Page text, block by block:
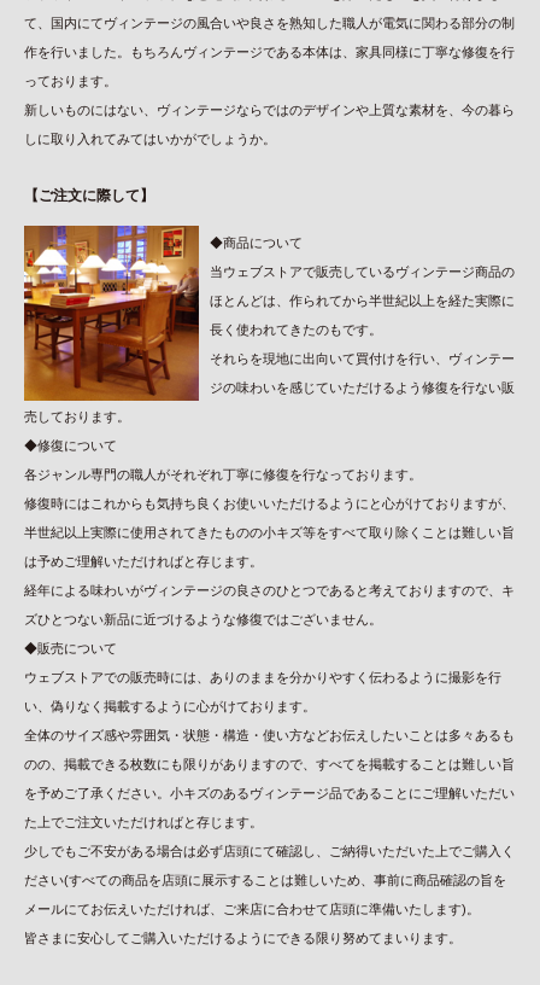
て、国内にてヴィンテージの風合いや良さを熟知した職人が電気に関わる部分の制
作を行いました。もちろんヴィンテージである本体は、家具同様に丁寧な修復を行
っております。
新しいものにはない、ヴィンテージならではのデザインや上質な素材を、今の暮ら
しに取り入れてみてはいかがでしょうか。
【ご注文に際して】
◆商品について
当ウェブストアで販売しているヴィンテージ商品の
ほとんどは、作られてから半世紀以上を経た実際に
長く使われてきたのもです。
それらを現地に出向いて買付けを行い、ヴィンテー
ジの味わいを感じていただけるよう修復を行ない販
売しております。
◆修復について
各ジャンル専門の職人がそれぞれ丁寧に修復を行なっております。
修復時にはこれからも気持ち良くお使いいただけるようにと心がけておりますが、
半世紀以上実際に使用されてきたものの小キズ等をすべて取り除くことは難しい旨
は予めご理解いただければと存じます。
経年による味わいがヴィンテージの良さのひとつであると考えておりますので、キ
ズひとつない新品に近づけるような修復ではございません。
◆販売について
ウェブストアでの販売時には、ありのままを分かりやすく伝わるように撮影を行
い、偽りなく掲載するように心がけております。
全体のサイズ感や雰囲気・状態・構造・使い方などお伝えしたいことは多々あるも
のの、掲載できる枚数にも限りがありますので、すべてを掲載することは難しい旨
を予めご了承ください。小キズのあるヴィンテージ品であることにご理解いただい
た上でご注文いただければと存じます。
少しでもご不安がある場合は必ず店頭にて確認し、ご納得いただいた上でご購入く
ださい(すべての商品を店頭に展示することは難しいため、事前に商品確認の旨を
メールにてお伝えいただければ、ご来店に合わせて店頭に準備いたします)。
皆さまに安心してご購入いただけるようにできる限り努めてまいります。